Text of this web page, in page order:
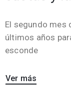
El segundo
últimos años
esconde
Ver más